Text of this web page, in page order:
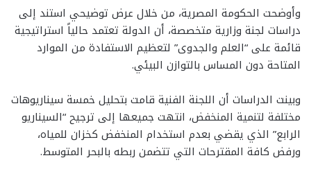
وأوضحت الحكومة المصرية، من خلال عرض توضيحي استند إلى
دراسات لجنة وزارية متخصصة، أن الدولة تعتمد حالياً استراتيجية
قائمة على “العلم والجدوى” لتعظيم الاستفادة من الموارد
المتاحة دون المساس بالتوازن البيئي.
وبينت الدراسات أن اللجنة الفنية قامت بتحليل خمسة سيناريوهات
مختلفة لتنمية المنخفض، انتهت جميعها إلى ترجيح “السيناريو
الرابع” الذي يقضي بعدم استخدام المنخفض كخزان للمياه،
ورفض كافة المقترحات التي تتضمن ربطه بالبحر المتوسط.